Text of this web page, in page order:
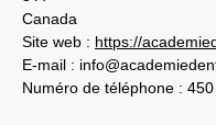
Canada
Site web : https://
E-mail : info@
Numéro de téléphone :